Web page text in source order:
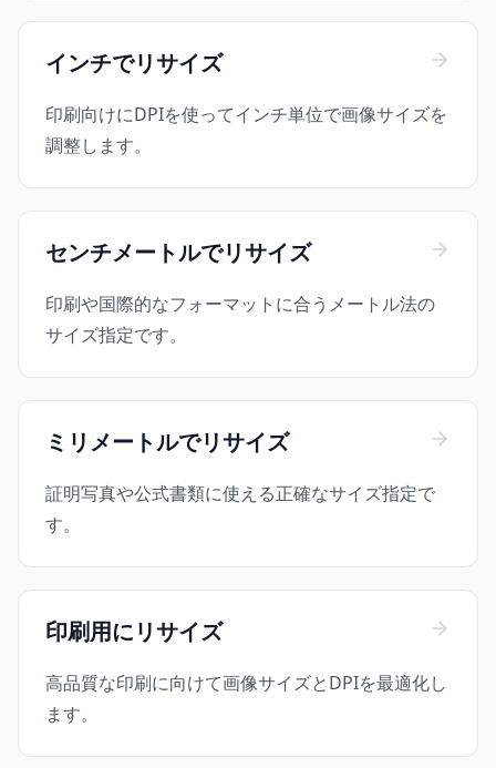
インチでリサイズ
印刷向けにDPIを使ってインチ単位で画像サイズを
調整します。
センチメートルでリサイズ
印刷や国際的なフォーマットに合うメートル法の
サイズ指定です。
ミリメートルでリサイズ
証明写真や公式書類に使える正確なサイズ指定で
す。
印刷用にリサイズ
高品質な印刷に向けて画像サイズとDPIを最適化し
ます。